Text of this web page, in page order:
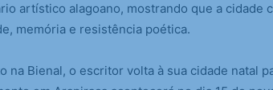
artístico alagoano, mostrando que a cidade
memória e resistência poética.
na Bienal, o escritor volta à sua cidade natal